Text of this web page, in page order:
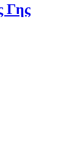
Γης